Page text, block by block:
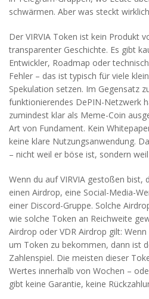
schwärmen. Aber was steckt
Der VIRVIA Token ist kein Produkt
transparenter Geschichte. Es gibt
Entwickler, Roadmap oder
Fehler – das ist typisch für viele
Spekulation setzen. Im Gegensatz
funktionierendes DePIN-Netzwerk
zumindest klar als Meme-Coin
Art von Fundament. Kein
keine klare Nutzungsanwendung.
– nicht weil er böse ist, sondern
Wenn du auf VIRVIA gestoßen bist,
einen Airdrop, eine Social-Media-
einer Discord-Gruppe. Solche
wie solche Token an Reichweite
Airdrop oder VDR Airdrop gilt:
um Token zu bekommen, dann ist
Zahlenspiel. Die meisten dieser
Wertes innerhalb von Wochen –
gibt keine Garantie, keine